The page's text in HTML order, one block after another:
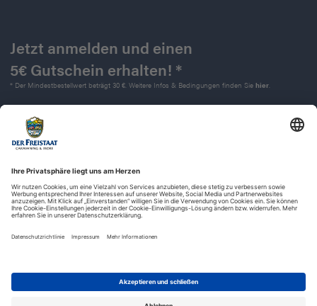
Jetzt anmelden und einen
5€ Gutschein erhalten! *
* Der Mindestbestellwert beträgt 30 €. Weitere Infos & Bedingungen finden Sie hier.